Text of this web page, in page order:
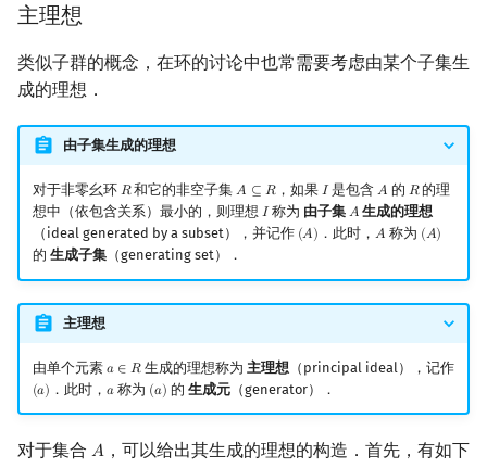
主理想
类似子群的概念，在环的讨论中也常需要考虑由某个子集生
成的理想．
由子集生成的理想
对于非零幺环 𝑅
R和它的非空子集𝐴 ⊆ 𝑅
A⊆R ，如果 𝐼
I是包含𝐴
A 的 𝑅
R的理
想中（依包含关系）最小的，则理想 𝐼
I称为 由子集 𝐴
A 生成的理想
（ideal generated by a subset），并记作 (𝐴)
(A) ．此时，𝐴
A 称为 (𝐴)
(A)
的 生成子集（generating set）．
主理想
由单个元素 𝑎 ∈ 𝑅
a∈R 生成的理想称为 主理想 （principal ideal），记作
(𝑎)
(a) ．此时，𝑎
a称为 (𝑎)
(a) 的 生成元（generator）．
对于集合 𝐴
A ，可以给出其生成的理想的构造．首先，有如下